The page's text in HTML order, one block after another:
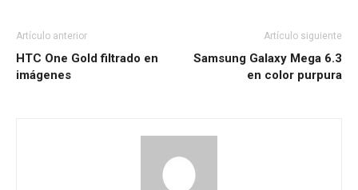
Artículo anterior
HTC One Gold filtrado en
imágenes
Artículo siguiente
Samsung Galaxy Mega 6.3
en color purpura